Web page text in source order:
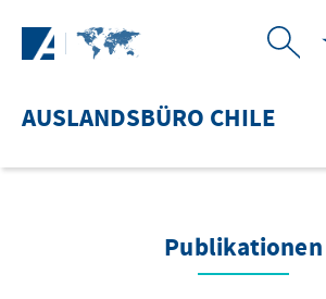
AUSLANDSBÜRO CHILE
Publikationen